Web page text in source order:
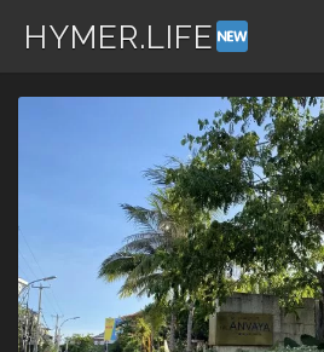
HYMER.LIFE
コ
へ
キ
ッ
プ